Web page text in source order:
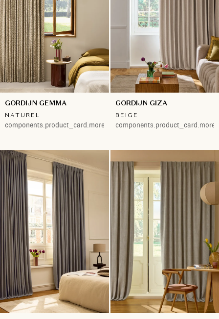
GORDIJN GEMMA
NATUREL
components.product_card.more.both
GORDIJN GIZA
BEIGE